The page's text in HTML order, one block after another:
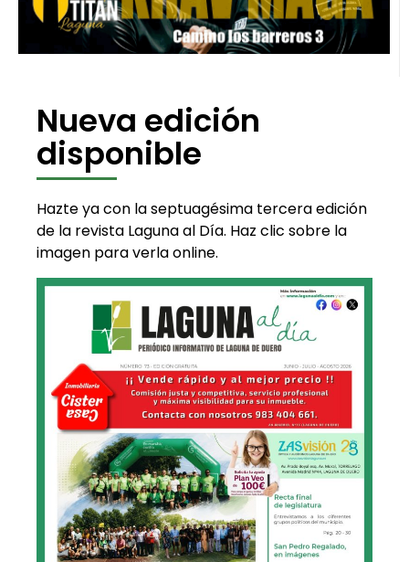
Nueva edición
disponible
Hazte ya con la septuagésima tercera edición
de la revista Laguna al Día. Haz clic sobre la
imagen para verla online.